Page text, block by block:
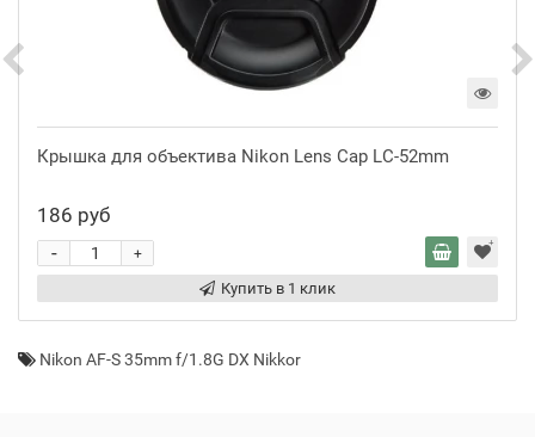
Крышка для объектива Nikon Lens Cap LC-52mm
186 руб
+
-
Купить в 1 клик
Nikon AF-S 35mm f/1.8G DX Nikkor